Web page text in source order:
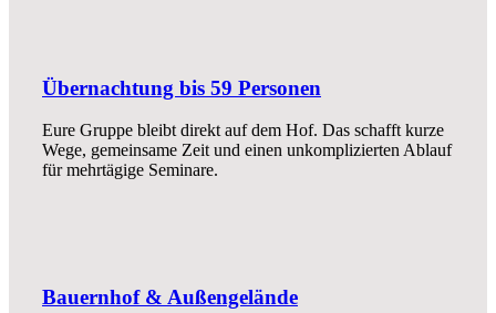
Übernachtung bis 59 Personen
Eure Gruppe bleibt direkt auf dem Hof. Das schafft kurze
Wege, gemeinsame Zeit und einen unkomplizierten Ablauf
für mehrtägige Seminare.
Bauernhof & Außengelände